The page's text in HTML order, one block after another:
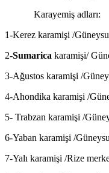
Karayemiş adları:
1-Kerez karamişi /
2-Sumarica karamişi/
3-Ağustos karamişi /
4-Ahondika karamişi /
5- Trabzan karamişi /
6-Yaban karamişi /
7-Yalı karamişi /Rize